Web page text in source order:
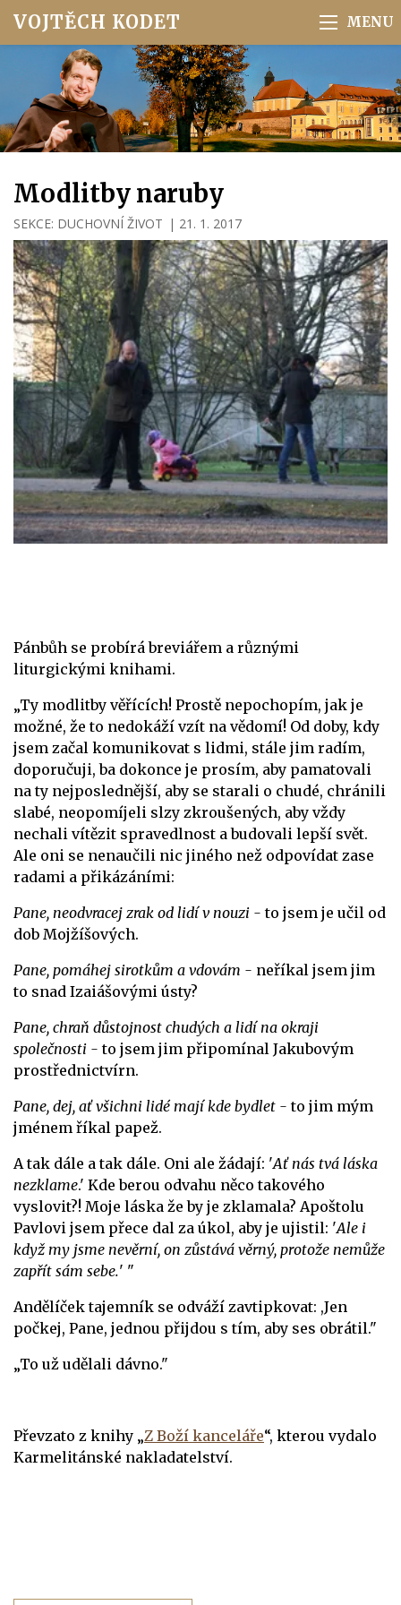
VOJTĚCH KODET
Modlitby naruby
SEKCE: DUCHOVNÍ ŽIVOT | 21. 1. 2017
Pánbůh se probírá breviářem a různými
liturgickými knihami.
„Ty modlitby věřících! Prostě nepochopím, jak je
možné, že to nedokáží vzít na vědomí! Od doby, kdy
jsem začal komunikovat s lidmi, stále jim radím,
doporučuji, ba dokonce je prosím, aby pamatovali
na ty nejposlednější, aby se starali o chudé, chránili
slabé, neopomíjeli slzy zkroušených, aby vždy
nechali vítězit spravedlnost a budovali lepší svět.
Ale oni se nenaučili nic jiného než odpovídat zase
radami a přikázáními:
Pane, neodvracej zrak od lidí v nouzi -to jsem je učil od
dob Mojžíšových.
Pane, pomáhej sirotkům a vdovám - neříkal jsem jim
to snad Izaiášovými ústy?
Pane, chraň důstojnost chudých a lidí na okraji
společnosti - to jsem jim připomínal Jakubovým
prostřednictvírn.
Pane, dej, ať všichni lidé mají kde bydlet - to jim mým
jménem říkal papež.
A tak dále a tak dále. Oni ale žádají: 'Ať nás tvá láska
nezklame.' Kde berou odvahu něco takového
vyslovit?! Moje láska že by je zklamala? Apoštolu
Pavlovi jsem přece dal za úkol, aby je ujistil: 'Ale i
když my jsme nevěrní, on zůstává věrný, protože nemůže
zapřít sám sebe.' "
Andělíček tajemník se odváží zavtipkovat: ,Jen
počkej, Pane, jednou přijdou s tím, aby ses obrátil."
„To už udělali dávno."
Převzato z knihy „Z Boží kanceláře“, kterou vydalo
Karmelitánské nakladatelství.